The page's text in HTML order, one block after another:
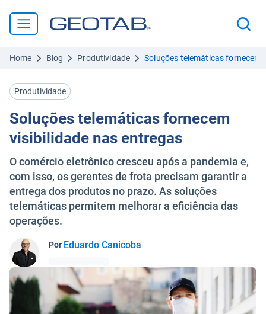
Home Blog Produtividade Soluções telemáticas fornecem
Produtividade
Soluções telemáticas fornecem
visibilidade nas entregas
O comércio eletrônico cresceu após a pandemia e,
com isso, os gerentes de frota precisam garantir a
entrega dos produtos no prazo. As soluções
telemáticas permitem melhorar a eficiência das
operações.
Por Eduardo Canicoba